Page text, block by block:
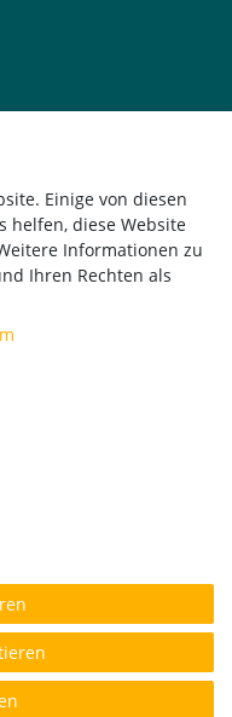
Einige von diesen
helfen, diese Website
Informationen zu
Ihren Rechten als
zzgl. Versandkosten.
vorbehalten.